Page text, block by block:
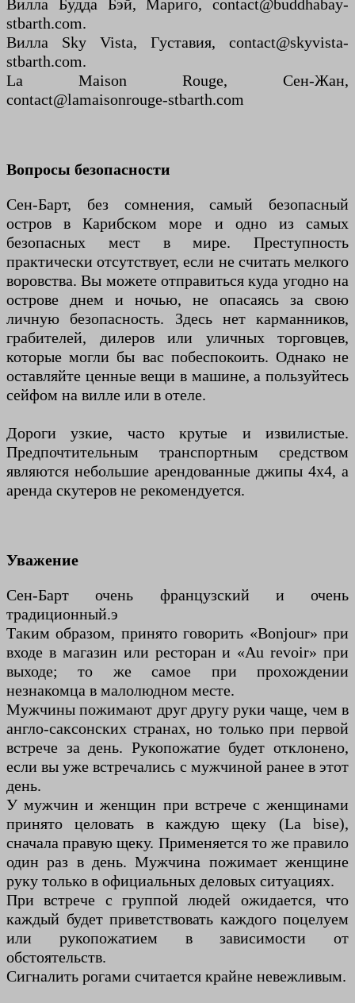
Вилла Будда Бэй, Мариго, contact@buddhabay-
stbarth.com.
Вилла Sky Vista, Густавия, contact@skyvista-
stbarth.com.
La Maison Rouge, Сен-Жан,
contact@lamaisonrouge-stbarth.com
Вопросы безопасности
Сен-Барт, без сомнения, самый безопасный
остров в Карибском море и одно из самых
безопасных мест в мире. Преступность
практически отсутствует, если не считать мелкого
воровства. Вы можете отправиться куда угодно на
острове днем и ночью, не опасаясь за свою
личную безопасность. Здесь нет карманников,
грабителей, дилеров или уличных торговцев,
которые могли бы вас побеспокоить. Однако не
оставляйте ценные вещи в машине, а пользуйтесь
сейфом на вилле или в отеле.
Дороги узкие, часто крутые и извилистые.
Предпочтительным транспортным средством
являются небольшие арендованные джипы 4x4, а
аренда скутеров не рекомендуется.
Уважение
Сен-Барт очень французский и очень
традиционный.э
Таким образом, принято говорить «Bonjour» при
входе в магазин или ресторан и «Au revoir» при
выходе; то же самое при прохождении
незнакомца в малолюдном месте.
Мужчины пожимают друг другу руки чаще, чем в
англо-саксонских странах, но только при первой
встрече за день. Рукопожатие будет отклонено,
если вы уже встречались с мужчиной ранее в этот
день.
У мужчин и женщин при встрече с женщинами
принято целовать в каждую щеку (La bise),
сначала правую щеку. Применяется то же правило
один раз в день. Мужчина пожимает женщине
руку только в официальных деловых ситуациях.
При встрече с группой людей ожидается, что
каждый будет приветствовать каждого поцелуем
или рукопожатием в зависимости от
обстоятельств.
Сигналить рогами считается крайне невежливым.